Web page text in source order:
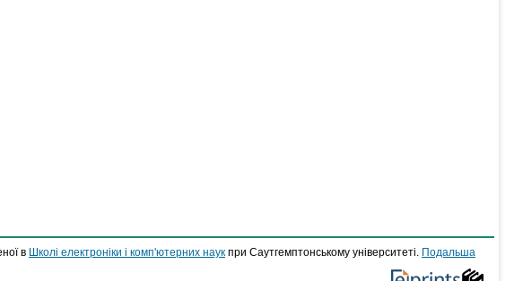
в Школі електроніки і комп'ютерних наук при Саутгемптонському університеті.
Подальша